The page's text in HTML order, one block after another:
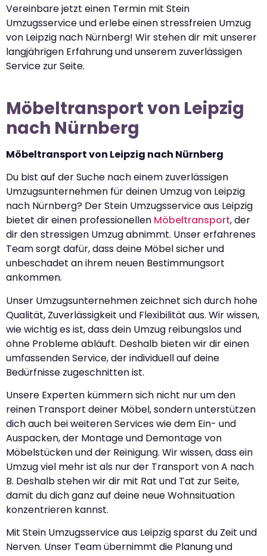
Vereinbare jetzt einen Termin mit Stein
Umzugsservice und erlebe einen stressfreien Umzug
von Leipzig nach Nürnberg! Wir stehen dir mit unserer
langjährigen Erfahrung und unserem zuverlässigen
Service zur Seite.
Möbeltransport von Leipzig
nach Nürnberg
Möbeltransport von Leipzig nach Nürnberg
Du bist auf der Suche nach einem zuverlässigen
Umzugsunternehmen für deinen Umzug von Leipzig
nach Nürnberg? Der Stein Umzugsservice aus Leipzig
bietet dir einen professionellen Möbeltransport, der
dir den stressigen Umzug abnimmt. Unser erfahrenes
Team sorgt dafür, dass deine Möbel sicher und
unbeschadet an ihrem neuen Bestimmungsort
ankommen.
Unser Umzugsunternehmen zeichnet sich durch hohe
Qualität, Zuverlässigkeit und Flexibilität aus. Wir wissen,
wie wichtig es ist, dass dein Umzug reibungslos und
ohne Probleme abläuft. Deshalb bieten wir dir einen
umfassenden Service, der individuell auf deine
Bedürfnisse zugeschnitten ist.
Unsere Experten kümmern sich nicht nur um den
reinen Transport deiner Möbel, sondern unterstützen
dich auch bei weiteren Services wie dem Ein- und
Auspacken, der Montage und Demontage von
Möbelstücken und der Reinigung. Wir wissen, dass ein
Umzug viel mehr ist als nur der Transport von A nach
B. Deshalb stehen wir dir mit Rat und Tat zur Seite,
damit du dich ganz auf deine neue Wohnsituation
konzentrieren kannst.
Mit Stein Umzugsservice aus Leipzig sparst du Zeit und
Nerven. Unser Team übernimmt die Planung und